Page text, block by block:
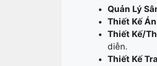
Quản Lý
Thiết Kế
Thiết Kế/
diễn.
Thiết Kế